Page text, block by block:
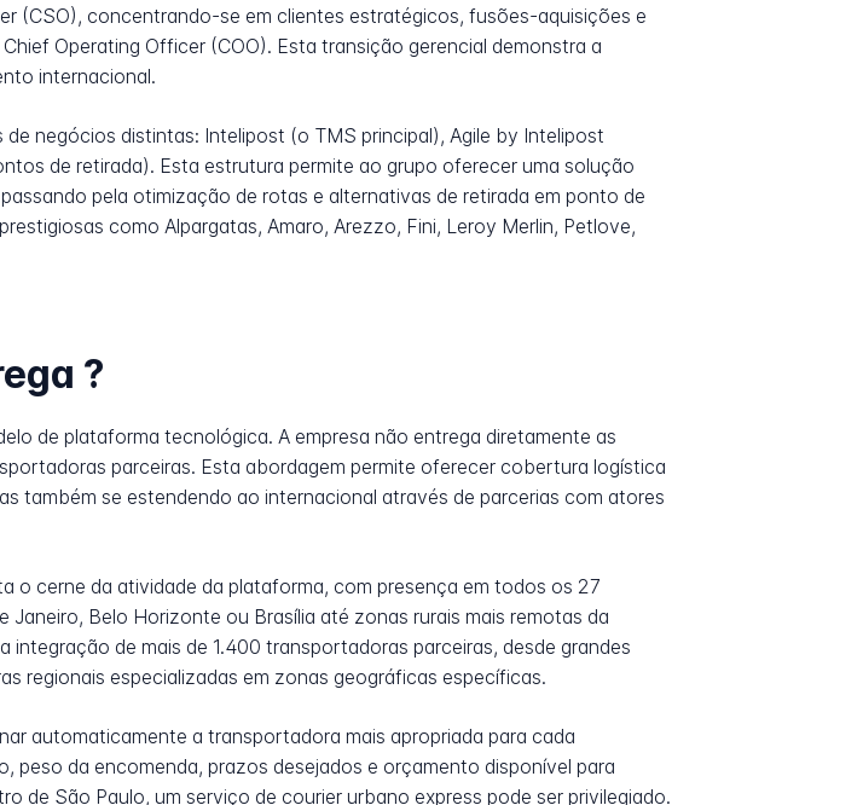
(CSO), concentrando-se em clientes estratégicos, fusões-aquisições e
Operating Officer (COO). Esta transição gerencial demonstra a
internacional.
negócios distintas: Intelipost (o TMS principal), Agile by Intelipost
de retirada). Esta estrutura permite ao grupo oferecer uma solução
pela otimização de rotas e alternativas de retirada em ponto de
como Alpargatas, Amaro, Arezzo, Fini, Leroy Merlin, Petlove,
?
de plataforma tecnológica. A empresa não entrega diretamente as
parceiras. Esta abordagem permite oferecer cobertura logística
também se estendendo ao internacional através de parcerias com atores
o cerne da atividade da plataforma, com presença em todos os 27
Belo Horizonte ou Brasília até zonas rurais mais remotas da
de mais de 1.400 transportadoras parceiras, desde grandes
regionais especializadas em zonas geográficas específicas.
automaticamente a transportadora mais apropriada para cada
peso da encomenda, prazos desejados e orçamento disponível para
de São Paulo, um serviço de courier urbano express pode ser privilegiado.